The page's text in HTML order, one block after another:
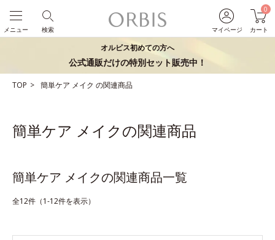
マイページ
0
カート
検索
メニュー
オルビス初めての方へ
公式通販だけの特別セット販売中！
TOP 簡単ケア メイク の関連商品
簡単ケア メイクの関連商品
簡単ケア メイクの関連商品一覧
全12件（1-12件を表示）